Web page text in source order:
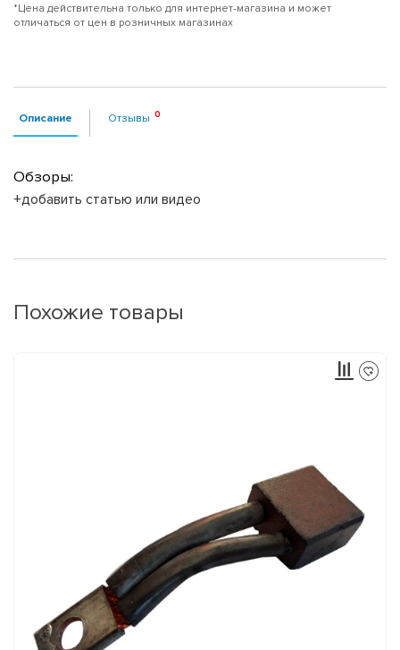
*Цена действительна только для интернет-магазина и может
отличаться от цен в розничных магазинах
Описание Отзывы
Обзоры:
+добавить статью или видео
Похожие товары